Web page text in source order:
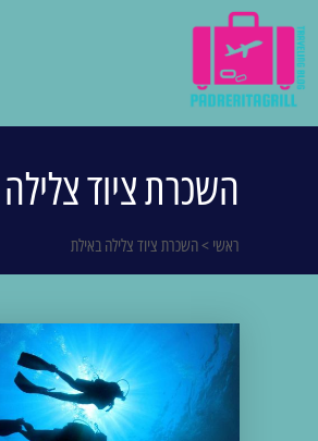
השכרת ציוד
ראשי >השכרת ציוד צלילה באילת